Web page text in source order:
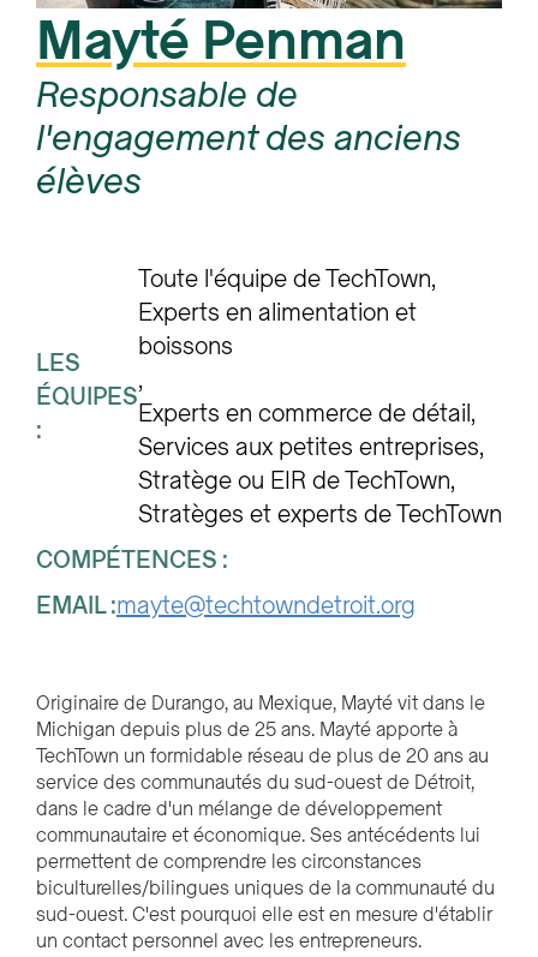
Mayté Penman
Responsable de
l'engagement des anciens
élèves
LES
ÉQUIPES
:
Toute l'équipe de TechTown
Experts en alimentation et
boissons
Experts en commerce de détail
Services aux petites entreprises
Stratège ou EIR de TechTown
Stratèges et experts de TechTown
COMPÉTENCES :
EMAIL :mayte@techtowndetroit.org
Originaire de Durango, au Mexique, Mayté vit dans le
Michigan depuis plus de 25 ans. Mayté apporte à
TechTown un formidable réseau de plus de 20 ans au
service des communautés du sud-ouest de Détroit,
dans le cadre d'un mélange de développement
communautaire et économique. Ses antécédents lui
permettent de comprendre les circonstances
biculturelles/bilingues uniques de la communauté du
sud-ouest. C'est pourquoi elle est en mesure d'établir
un contact personnel avec les entrepreneurs.